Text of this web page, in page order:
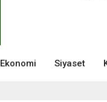
Ekonomi Siyaset